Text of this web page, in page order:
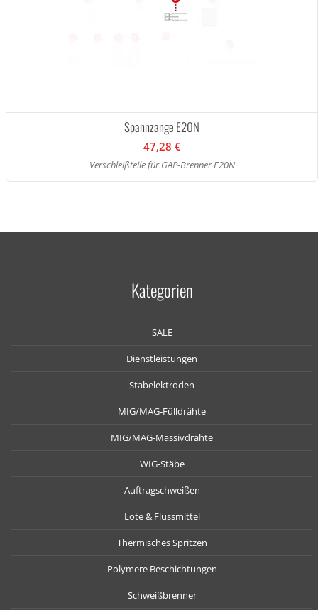
Spannzange E20N
47,28 €
Verschleißteile für GAP-Brenner E20N
Kategorien
SALE
Dienstleistungen
Stabelektroden
MIG/MAG-Fülldrähte
MIG/MAG-Massivdrähte
WIG-Stäbe
Auftragschweißen
Lote & Flussmittel
Thermisches Spritzen
Polymere Beschichtungen
Schweißbrenner